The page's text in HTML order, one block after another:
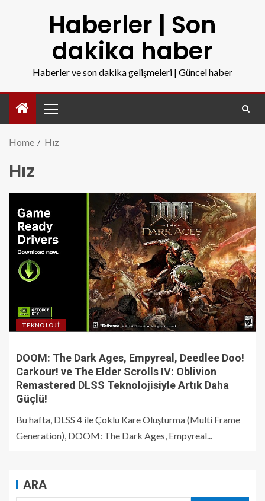
Haberler | Son
dakika haber
Haberler ve son dakika gelişmeleri | Güncel haber
Home Hız
Hız
TEKNOLOJI
DOOM: The Dark Ages, Empyreal, Deedlee Doo!
Carkour! ve The Elder Scrolls IV: Oblivion
Remastered DLSS Teknolojisiyle Artık Daha
Güçlü!
Bu hafta, DLSS 4 ile Çoklu Kare Oluşturma (Multi Frame
Generation), DOOM: The Dark Ages, Empyreal...
ARA